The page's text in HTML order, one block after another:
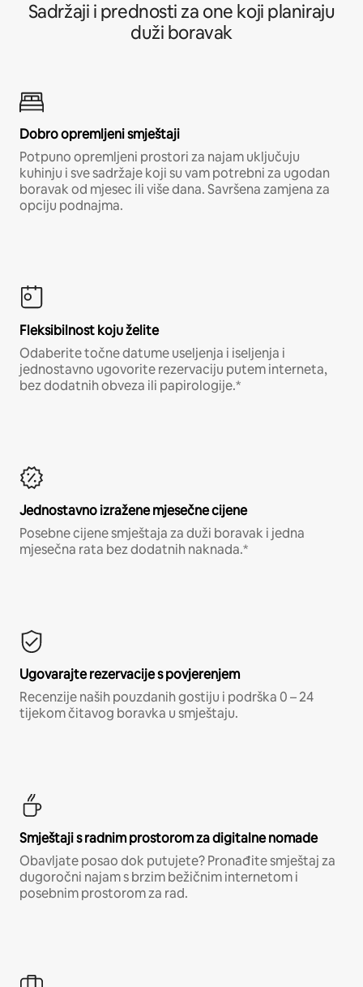
Sadržaji i prednosti za one koji planiraju
duži boravak
Dobro opremljeni smještaji
Potpuno opremljeni prostori za najam uključuju
kuhinju i sve sadržaje koji su vam potrebni za ugodan
boravak od mjesec ili više dana. Savršena zamjena za
opciju podnajma.
Fleksibilnost koju želite
Odaberite točne datume useljenja i iseljenja i
jednostavno ugovorite rezervaciju putem interneta,
bez dodatnih obveza ili papirologije.*
Jednostavno izražene mjesečne cijene
Posebne cijene smještaja za duži boravak i jedna
mjesečna rata bez dodatnih naknada.*
Ugovarajte rezervacije s povjerenjem
Recenzije naših pouzdanih gostiju i podrška 0 – 24
tijekom čitavog boravka u smještaju.
Smještaji s radnim prostorom za digitalne nomade
Obavljate posao dok putujete? Pronađite smještaj za
dugoročni najam s brzim bežičnim internetom i
posebnim prostorom za rad.